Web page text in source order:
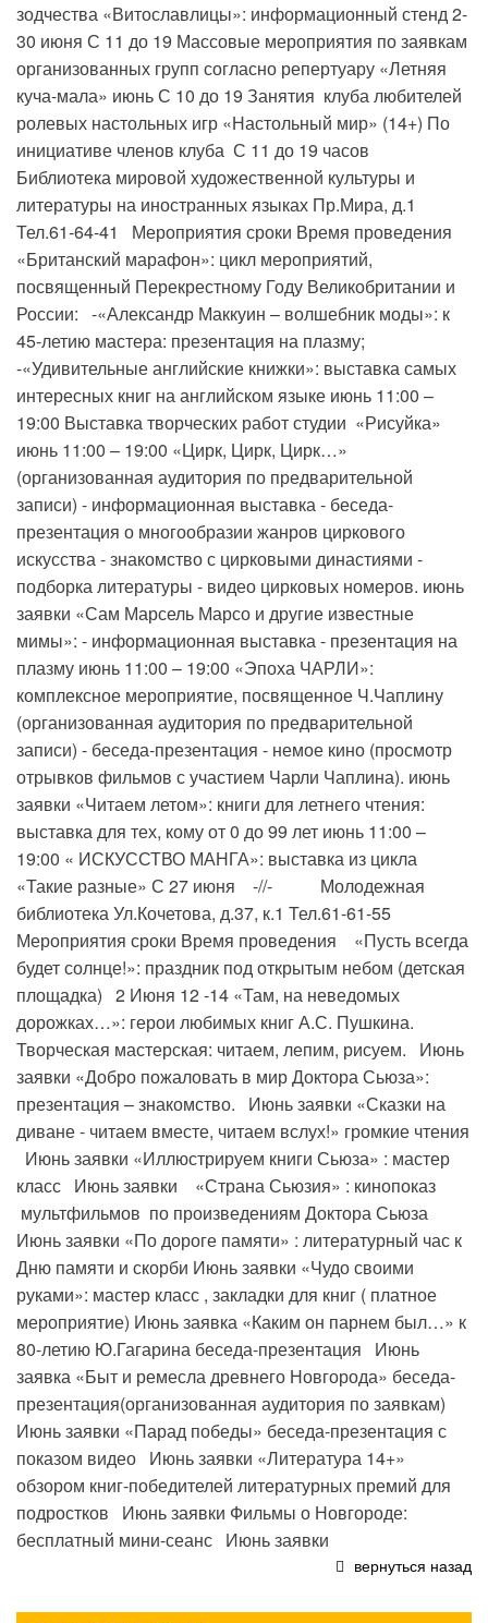
зодчества «Витославлицы»: информационный стенд 2-
30 июня С 11 до 19 Массовые мероприятия по заявкам
организованных групп согласно репертуару «Летняя
куча-мала» июнь С 10 до 19 Занятия клуба любителей
ролевых настольных игр «Настольный мир» (14+) По
инициативе членов клуба С 11 до 19 часов
Библиотека мировой художественной культуры и
литературы на иностранных языках Пр.Мира, д.1
Тел.61-64-41 Мероприятия сроки Время проведения
«Британский марафон»: цикл мероприятий,
посвященный Перекрестному Году Великобритании и
России: -«Александр Маккуин – волшебник моды»: к
45-летию мастера: презентация на плазму;
-«Удивительные английские книжки»: выставка самых
интересных книг на английском языке июнь 11:00 –
19:00 Выставка творческих работ студии «Рисуйка»
июнь 11:00 – 19:00 «Цирк, Цирк, Цирк…»
(организованная аудитория по предварительной
записи) - информационная выставка - беседа-
презентация о многообразии жанров циркового
искусства - знакомство с цирковыми династиями -
подборка литературы - видео цирковых номеров. июнь
заявки «Сам Марсель Марсо и другие известные
мимы»: - информационная выставка - презентация на
плазму июнь 11:00 – 19:00 «Эпоха ЧАРЛИ»:
комплексное мероприятие, посвященное Ч.Чаплину
(организованная аудитория по предварительной
записи) - беседа-презентация - немое кино (просмотр
отрывков фильмов с участием Чарли Чаплина). июнь
заявки «Читаем летом»: книги для летнего чтения:
выставка для тех, кому от 0 до 99 лет июнь 11:00 –
19:00 « ИСКУССТВО МАНГА»: выставка из цикла
«Такие разные» С 27 июня -//- Молодежная
библиотека Ул.Кочетова, д.37, к.1 Тел.61-61-55
Мероприятия сроки Время проведения «Пусть всегда
будет солнце!»: праздник под открытым небом (детская
площадка) 2 Июня 12 -14 «Там, на неведомых
дорожках…»: герои любимых книг А.С. Пушкина.
Творческая мастерская: читаем, лепим, рисуем. Июнь
заявки «Добро пожаловать в мир Доктора Сьюза»:
презентация – знакомство. Июнь заявки «Сказки на
диване - читаем вместе, читаем вслух!» громкие чтения
Июнь заявки «Иллюстрируем книги Сьюза» : мастер
класс Июнь заявки «Страна Сьюзия» : кинопоказ
мультфильмов по произведениям Доктора Сьюза
Июнь заявки «По дороге памяти» : литературный час к
Дню памяти и скорби Июнь заявки «Чудо своими
руками»: мастер класс , закладки для книг ( платное
мероприятие) Июнь заявка «Каким он парнем был…» к
80-летию Ю.Гагарина беседа-презентация Июнь
заявка «Быт и ремесла древнего Новгорода» беседа-
презентация(организованная аудитория по заявкам)
Июнь заявки «Парад победы» беседа-презентация с
показом видео Июнь заявки «Литература 14+»
обзором книг-победителей литературных премий для
подростков Июнь заявки Фильмы о Новгороде:
бесплатный мини-сеанс Июнь заявки
вернуться назад